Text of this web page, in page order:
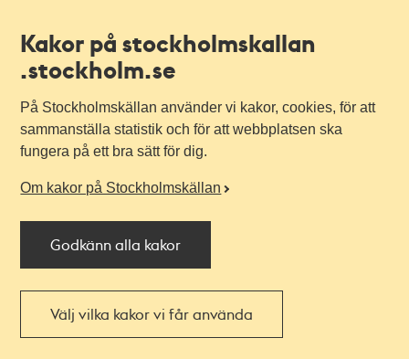
Kakor på stockholmskallan
.stockholm.se
På Stockholmskällan använder vi kakor, cookies, för att
sammanställa statistik och för att webbplatsen ska
fungera på ett bra sätt för dig.
Om kakor på Stockholmskällan
Godkänn alla kakor
Välj vilka kakor vi får använda